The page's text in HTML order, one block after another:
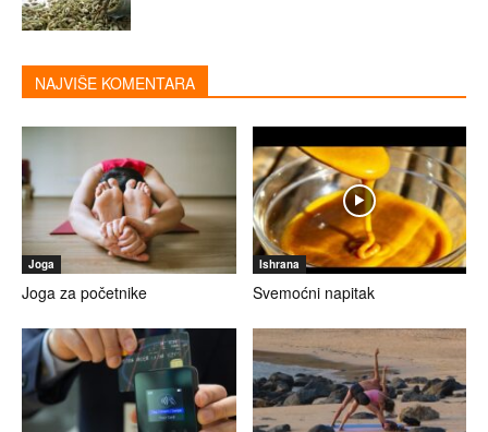
NAJVIŠE KOMENTARA
Joga
Joga za početnike
Ishrana
Svemoćni napitak